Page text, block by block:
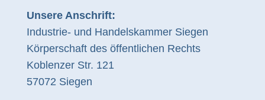
Unsere Anschrift:
Industrie- und Handelskammer Siegen
Körperschaft des öffentlichen Rechts
Koblenzer Str. 121
57072 Siegen